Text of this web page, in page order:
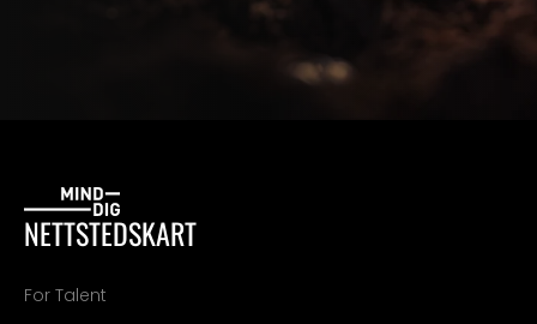
NETTSTEDSKART
For Talent